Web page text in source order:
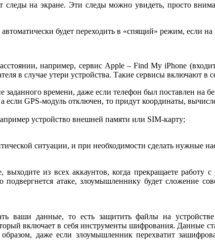
на экране. Эти следы можно увидеть, просто
будет переходить в «спящий» режим, если
например, сервис Apple – Find My iPhone
в случае утери устройства. Такие сервисы включают в
времени, даже если телефон был поставлен на
если GPS-модуль отключен, то придут координаты,
устройство внешней памяти или SIM-карту;
ситуации, и при необходимости сделать нужные
из всех аккаунтов, когда прекращаете работу
атаке, злоумышленнику будет сложение
ваши данные, то есть защитить файлы на
включает в себя инструменты шифрования. Данные
даже если злоумышленник перехватит